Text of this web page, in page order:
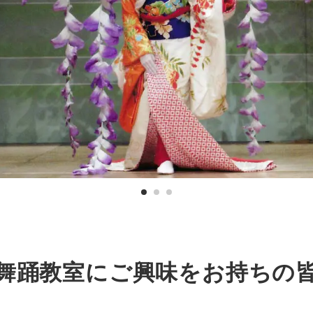
踊教室にご興味をお持ちの